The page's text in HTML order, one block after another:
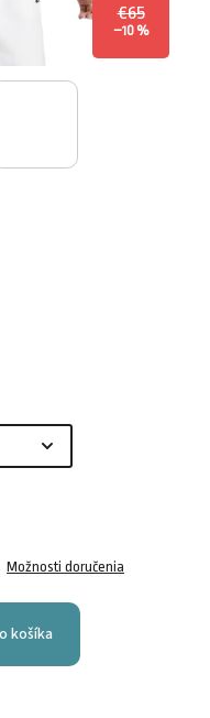
€65
–10 %
Možnosti doručenia
košíka